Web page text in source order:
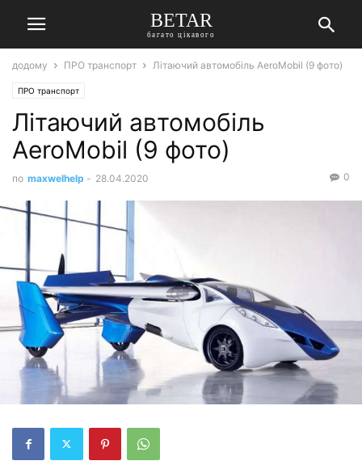
BETAR
багато цікавого
додому ПРО транспорт Літаючий автомобіль AeroMobil (9 фото)
ПРО транспорт
Літаючий автомобіль
AeroMobil (9 фото)
по maxwelhelp - 28.04.2020 0